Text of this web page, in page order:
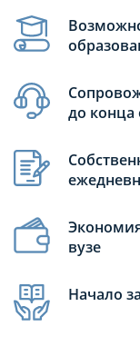
до конца
вузе
Начало